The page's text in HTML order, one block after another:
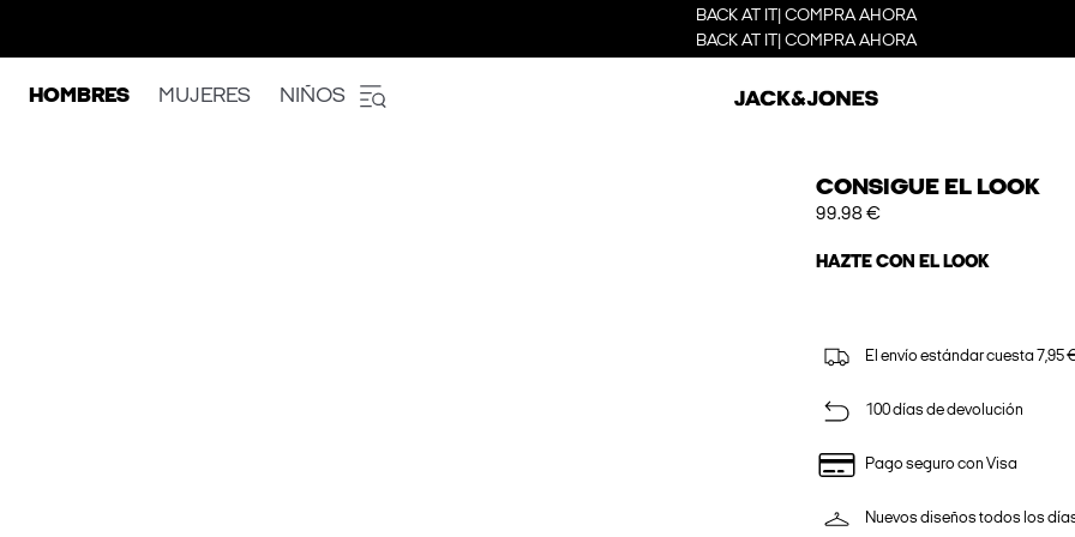
BACK AT IT| COMPRA AHORA
BACK AT IT| COMPRA AHORA
HOMBRES MUJERES NIÑOS
CONSIGUE EL LOOK
99.98 €
HAZTE CON EL LOOK
El envío estándar cuesta 7,95
100 días de devolución
Pago seguro con Visa
Nuevos diseños todos los